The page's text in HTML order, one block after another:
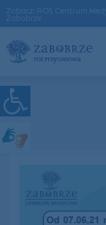
Zobacz: AOS Centrum
Zabobrze